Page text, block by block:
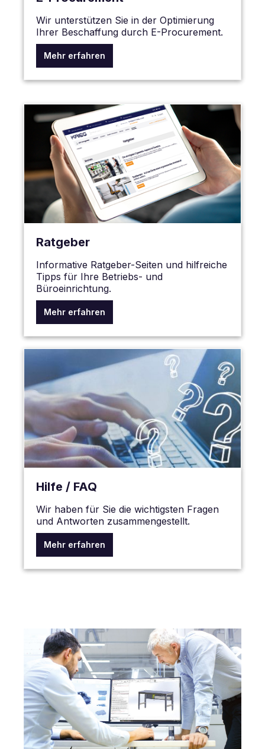
Wir unterstützen Sie in der Optimierung
Ihrer Beschaffung durch E-Procurement.
Mehr erfahren
Ratgeber
Informative Ratgeber-Seiten und hilfreiche
Tipps für Ihre Betriebs- und
Büroeinrichtung.
Mehr erfahren
Hilfe / FAQ
Wir haben für Sie die wichtigsten Fragen
und Antworten zusammengestellt.
Mehr erfahren